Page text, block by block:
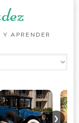
APRENDER
❯